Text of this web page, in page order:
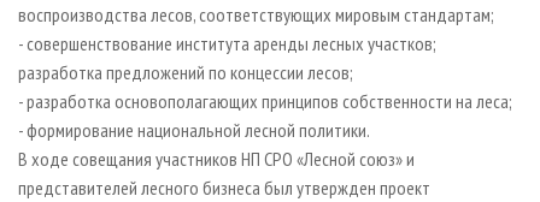
воспроизводства лесов, соответствующих мировым стандартам;
- совершенствование института аренды лесных участков;
разработка предложений по концессии лесов;
- разработка основополагающих принципов собственности на леса;
- формирование национальной лесной политики.
В ходе совещания участников НП СРО «Лесной союз» и
представителей лесного бизнеса был утвержден проект